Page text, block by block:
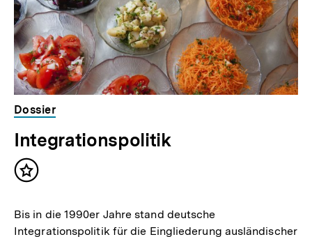
Dossier
Integrationspolitik
Inhalt
Bis in die 1990er Jahre stand deutsche
Integrationspolitik für die Eingliederung ausländischer